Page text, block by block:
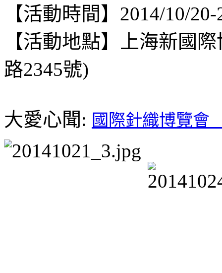
【活動時間】2014/10/20-
【活動地點】上海新國
路2345號)
大愛心聞: 國際針織博覽